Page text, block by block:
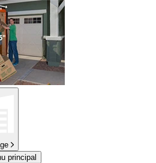
principal